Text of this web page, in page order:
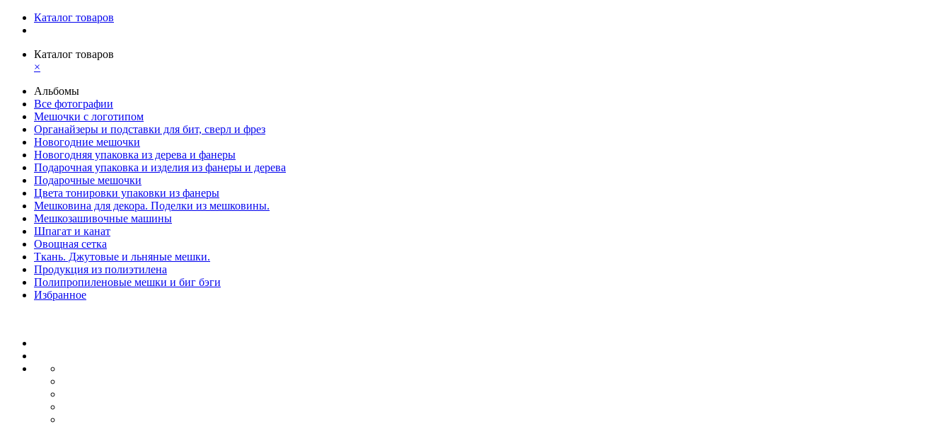
Каталог товаров
Каталог товаров
×
Альбомы
Все фотографии
Мешочки с логотипом
Органайзеры и подставки для бит, сверл и фрез
Новогодние мешочки
Новогодняя упаковка из дерева и фанеры
Подарочная упаковка и изделия из фанеры и дерева
Подарочные мешочки
Цвета тонировки упаковки из фанеры
Мешковина для декора. Поделки из мешковины.
Мешкозашивочные машины
Шпагат и канат
Овощная сетка
Ткань. Джутовые и льняные мешки.
Продукция из полиэтилена
Полипропиленовые мешки и биг бэги
Избранное